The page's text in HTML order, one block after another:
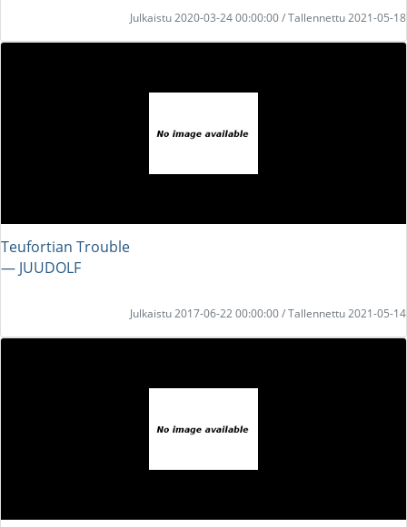
Julkaistu 2020-03-24 00:00:00 / Tallennettu 2021-05-18
Teufortian Trouble
― JUUDOLF
Julkaistu 2017-06-22 00:00:00 / Tallennettu 2021-05-14